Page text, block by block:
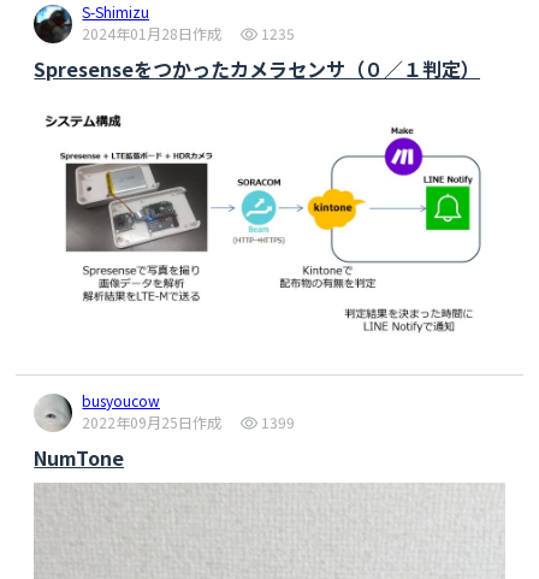
S-Shimizu
2024年01月28日作成
1235
Spresenseをつかったカメラセンサ（０／１判定）
busyoucow
2022年09月25日作成
1399
NumTone